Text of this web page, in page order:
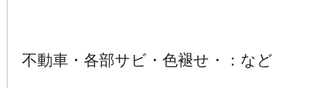
不動車・各部サビ・色褪せ・：など